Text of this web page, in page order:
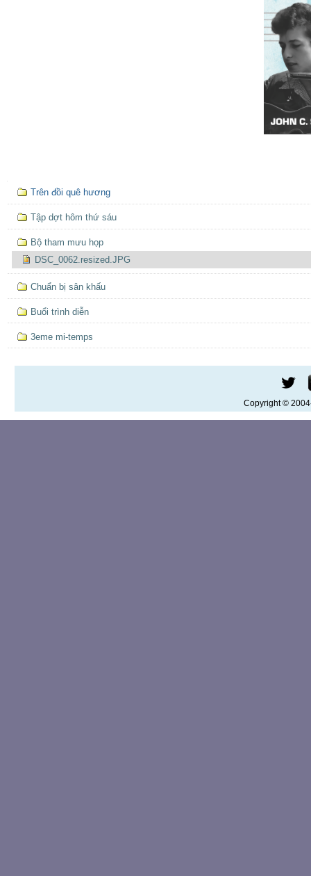
Mục
định
hướng
Trên đồi quê hương
Tập dợt hôm thứ sáu
Bộ tham mưu họp
DSC_0062.resized.JPG
Chuẩn bị sân khấu
Buổi trình diễn
3eme mi-temps
Copyright ©